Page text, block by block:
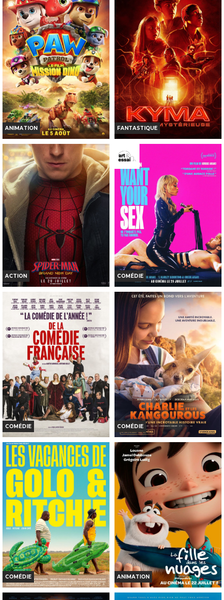
Bande-annonce
Réservation
AVERT. TOUT PUBLIC
VF
Bande-annonce
Réservation
TOUT PUBLIC
ANIMATION
LA PAT' PATROUILLE : LE FILM
MISSION DINO
Horaires et Infos
Bande-annonce
Réservation
TOUT PUBLIC
FANTASTIQUE
Horaires et Infos
Bande-annonce
Réservation
AVERT. TOUT PUBLIC
VF
ACTION
SPIDER-MAN: BRAND NEW DAY
Horaires et Infos
Bande-annonce
Réservation
TOUT PUBLIC
VF
COMÉDIE
I WANT YOUR SEX
Horaires et Infos
Bande-annonce
Réservation
INT. -12ans
VF
COMÉDIE
DE LA COMÉDIE-FRANÇAISE
Horaires et Infos
Réservation
TOUT PUBLIC
VF
COMÉDIE
CHARLIE ET LES KANGOUROUS
Horaires et Infos
Bande-annonce
Réservation
TOUT PUBLIC
VF
COMÉDIE
LES VACANCES DE GOLO &
ANIMATION
LA FILLE DANS LES NUAGES